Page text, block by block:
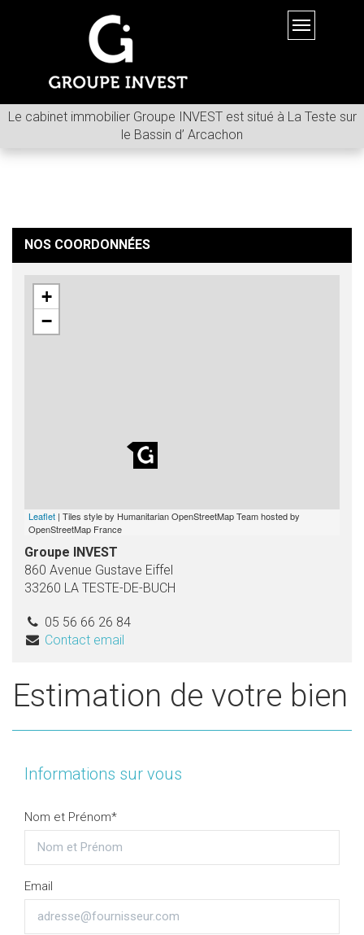
Toggle
navigation
Le cabinet immobilier Groupe INVEST est situé à La Teste sur
le Bassin d’ Arcachon
NOS COORDONNÉES
+
−
Leaflet | Tiles style by Humanitarian OpenStreetMap Team hosted by
OpenStreetMap France
Groupe INVEST
860 Avenue Gustave Eiffel
33260 LA TESTE-DE-BUCH
05 56 66 26 84
Contact email
Estimation de votre bien
Informations sur vous
Nom et Prénom*
Email